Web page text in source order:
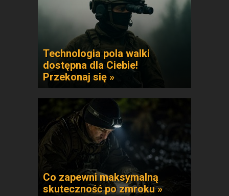
Technologia pola walki
dostępna dla Ciebie!
Przekonaj się »
Co zapewni maksymalną
skuteczność po zmroku »